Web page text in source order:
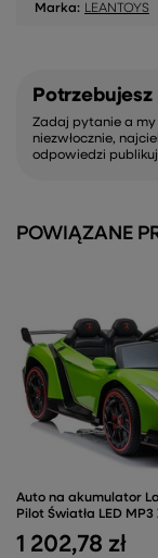
Marka: LEANTOYS
Zadaj pytanie a
niezwłocznie,
odpowiedzi
POWIĄZANE
Auto na akumulator
Pilot Światła LED MP3
1 202,78 zł